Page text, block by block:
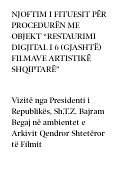
NJOFTIM I FITUESIT PËR
PROCEDURËN ME
OBJEKT “RESTAURIMI
DIGJITAL I 6 (GJASHTË)
FILMAVE ARTISTIKË
SHQIPTARË”
Vizitë nga Presidenti i
Republikës, Sh.T.Z. Bajram
Begaj në ambientet e
Arkivit Qendror Shtetëror
të Filmit